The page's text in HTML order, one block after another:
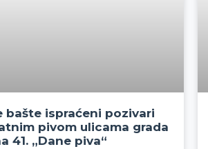
bašte ispraćeni pozivari
pivom ulicama grada
41. „Dane piva“